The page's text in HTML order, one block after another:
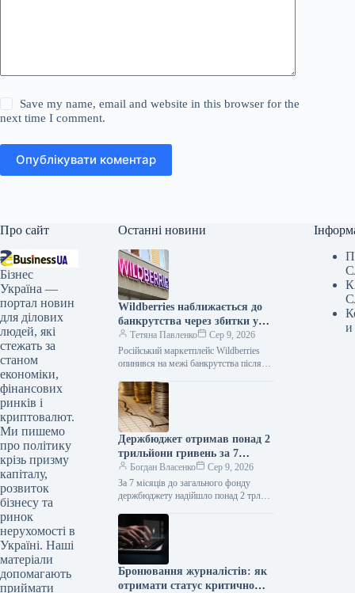
Save my name, email and website in this browser for the
next time I comment.
Опублікувати коментар
Про сайт
Бізнес
Україна —
портал новин
для ділових
людей, які
стежать за
станом
економіки,
фінансових
ринків і
криптовалют.
Ми пишемо
про політику
крізь призму
капіталу,
розвиток
бізнесу та
ринок
нерухомості в
Україні. Наші
матеріали
допомагають
приймати
Останні новини
Wildberries наближається до
банкрутства через збитки у
200 млрд рублів
Тетяна Павленко
Сер 9, 2026
Російський маркетплейс Wildberries
опинився на межі банкрутства після
Було знищено щонайменше вісім
логістичних хабів компанії,…
Держбюджет отримав понад 2
трильйони гривень за 7
місяців
Богдан Власенко
Сер 9, 2026
За 7 місяців до загального фонду
держбюджету надійшло понад 2 трлн
даними Державної казначейської
служби, за…
Бронювання журналістів: як
отримати статус критично
и